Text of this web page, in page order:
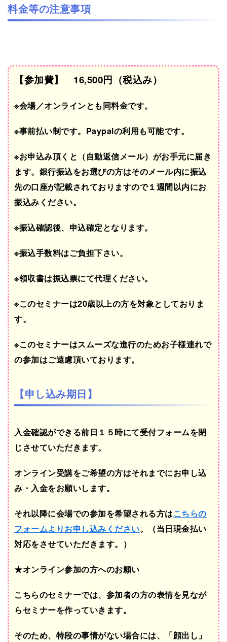
料金等の注意事項
【参加費】 16,500円（税込み）
※会場／オンラインとも同料金です。
※事前払い制です。Paypalの利用も可能です。
※お申込み頂くと（自動返信メール）がお手元に届き
ます。銀行振込をお選びの方はそのメール内に振込
先の口座が記載されておりますので１週間以内にお
振込みください。
※振込確認後、申込確定となります。
※振込手数料はご負担下さい。
※領収書は振込票にて代理ください。
※このセミナーは20歳以上の方を対象としておりま
す。
※このセミナーはスムーズな進行のためお子様連れで
の参加はご遠慮頂いております。
【申し込み期日】
入金確認ができる前日１５時にて受付フォームを閉
じさせていただきます。
オンライン受講をご希望の方はそれまでにお申し込
み・入金をお願いします。
それ以降に会場での参加を希望される方はこちらの
フォームよりお申し込みください。（当日現金払い
対応をさせていただきます。）
★オンライン参加の方へのお願い
こちらのセミナーでは、参加者の方の表情を見なが
らセミナーを作っていきます。
そのため、特段の事情がない場合には、「顔出し」